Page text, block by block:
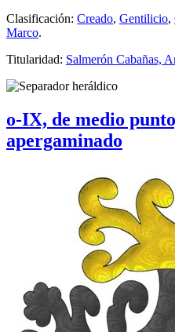
Clasificación: Creado, Gentilicio,
Marco.
Titularidad: Salmerón Cabañas,
o-IX, de medio
apergaminado